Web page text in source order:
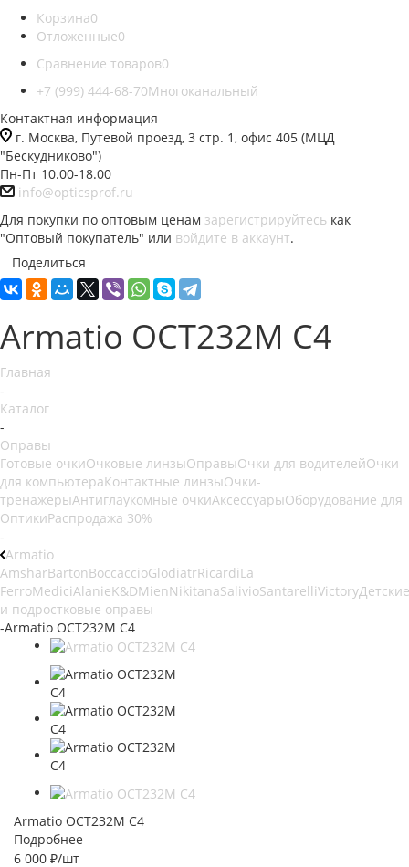
Корзина0
Отложенные0
Сравнение товаров0
+7 (999) 444-68-70Многоканальный
Контактная информация
г. Москва, Путевой проезд, 3 стр. 1, офис 405 (МЦД
"Бескудниково")
Пн-Пт 10.00-18.00
info@opticsprof.ru
Для покупки по оптовым ценам зарегистрируйтесь как
"Оптовый покупатель" или войдите в аккаунт.
Поделиться
Armatio OCT232M С4
Главная
-
Каталог
-
Оправы
Готовые очкиОчковые линзыОправыОчки для водителейОчки
для компьютераКонтактные линзыОчки-
тренажерыАнтиглаукомные очкиАксессуарыОборудование для
ОптикиРаспродажа 30%
-
Armatio
AmsharBartonBoccaccioGlodiatrRicardiLa
FerroMediciAlanieK&DMienNikitanaSalivioSantarelliVictoryДетские
и подростковые оправы
-Armatio OCT232M С4
Armatio OCT232M С4
Подробнее
6 000 ₽/шт